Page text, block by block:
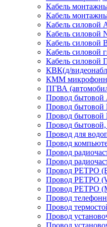
Кабель
Кабель
Кабель
Кабель силовой
Кабель
Кабель
Кабель силовой
КВК(д/
КММ
ПГВА
Провод
Провод
Провод
Провод
Провод для
Провод
Провод
Провод
Провод РЕТРО
Провод РЕТРО
Провод РЕТРО
Провод
Провод
Провод